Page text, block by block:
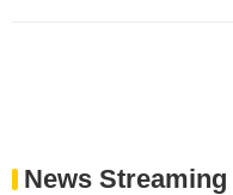
News Streaming